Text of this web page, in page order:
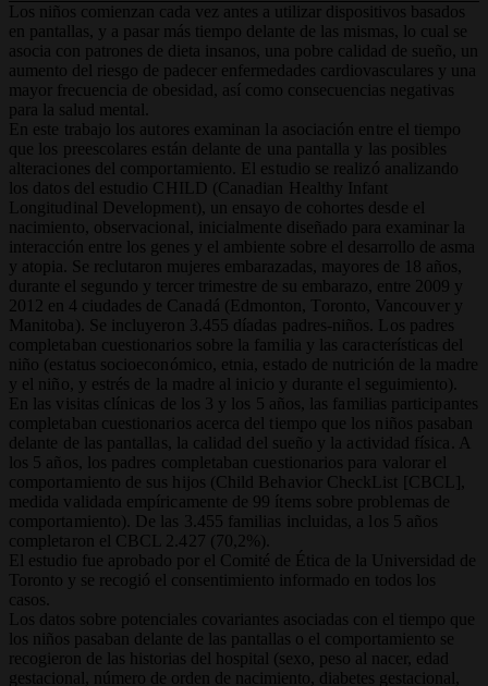
Los niños comienzan cada vez antes a utilizar dispositivos basados
en pantallas, y a pasar más tiempo delante de las mismas, lo cual se
asocia con patrones de dieta insanos, una pobre calidad de sueño, un
aumento del riesgo de padecer enfermedades cardiovasculares y una
mayor frecuencia de obesidad, así como consecuencias negativas
para la salud mental.
En este trabajo los autores examinan la asociación entre el tiempo
que los preescolares están delante de una pantalla y las posibles
alteraciones del comportamiento. El estudio se realizó analizando
los datos del estudio CHILD (Canadian Healthy Infant
Longitudinal Development), un ensayo de cohortes desde el
nacimiento, observacional, inicialmente diseñado para examinar la
interacción entre los genes y el ambiente sobre el desarrollo de asma
y atopia. Se reclutaron mujeres embarazadas, mayores de 18 años,
durante el segundo y tercer trimestre de su embarazo, entre 2009 y
2012 en 4 ciudades de Canadá (Edmonton, Toronto, Vancouver y
Manitoba). Se incluyeron 3.455 díadas padres-niños. Los padres
completaban cuestionarios sobre la familia y las características del
niño (estatus socioeconómico, etnia, estado de nutrición de la madre
y el niño, y estrés de la madre al inicio y durante el seguimiento).
En las visitas clínicas de los 3 y los 5 años, las familias participantes
completaban cuestionarios acerca del tiempo que los niños pasaban
delante de las pantallas, la calidad del sueño y la actividad física. A
los 5 años, los padres completaban cuestionarios para valorar el
comportamiento de sus hijos (Child Behavior CheckList [CBCL],
medida validada empíricamente de 99 ítems sobre problemas de
comportamiento). De las 3.455 familias incluidas, a los 5 años
completaron el CBCL 2.427 (70,2%).
El estudio fue aprobado por el Comité de Ética de la Universidad de
Toronto y se recogió el consentimiento informado en todos los
casos.
Los datos sobre potenciales covariantes asociadas con el tiempo que
los niños pasaban delante de las pantallas o el comportamiento se
recogieron de las historias del hospital (sexo, peso al nacer, edad
gestacional, número de orden de nacimiento, diabetes gestacional,